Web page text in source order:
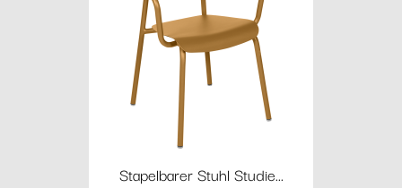
Stapelbarer Stuhl Studie...